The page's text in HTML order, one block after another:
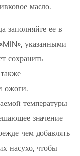
масло.
заполняйте ее в
указанными
сохранить
ожоги.
температуры
значение
чем добавлять
насухо, чтобы